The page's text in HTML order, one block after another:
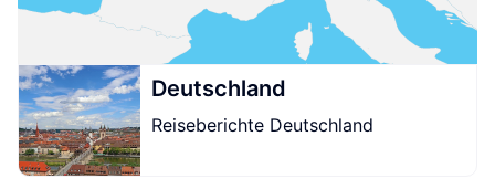
Deutschland
Reiseberichte Deutschland